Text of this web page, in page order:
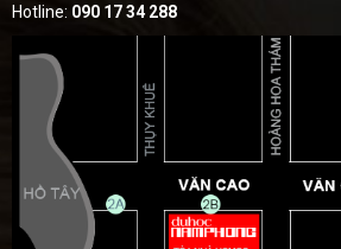
Hotline: 090 17 34 288